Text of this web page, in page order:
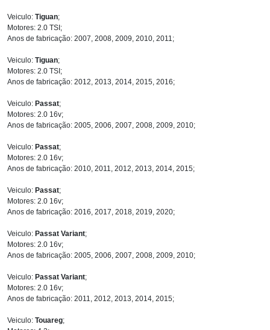
Veiculo: Tiguan;
Motores: 2.0 TSI;
Anos de fabricação: 2007, 2008, 2009, 2010, 2011;
Veiculo: Tiguan;
Motores: 2.0 TSI;
Anos de fabricação: 2012, 2013, 2014, 2015, 2016;
Veiculo: Passat;
Motores: 2.0 16v;
Anos de fabricação: 2005, 2006, 2007, 2008, 2009, 2010;
Veiculo: Passat;
Motores: 2.0 16v;
Anos de fabricação: 2010, 2011, 2012, 2013, 2014, 2015;
Veiculo: Passat;
Motores: 2.0 16v;
Anos de fabricação: 2016, 2017, 2018, 2019, 2020;
Veiculo: Passat Variant;
Motores: 2.0 16v;
Anos de fabricação: 2005, 2006, 2007, 2008, 2009, 2010;
Veiculo: Passat Variant;
Motores: 2.0 16v;
Anos de fabricação: 2011, 2012, 2013, 2014, 2015;
Veiculo: Touareg;